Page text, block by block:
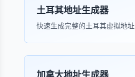
土耳其地址生成器
快速生成完整的土耳其虚拟地址
加拿大地址生成器